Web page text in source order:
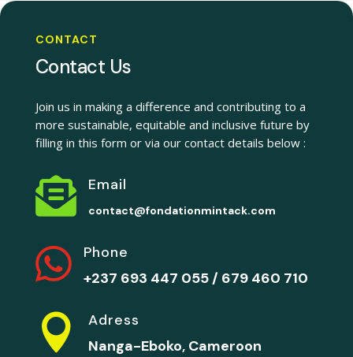
CONTACT
Contact Us
Join us in making a difference and contributing to a
more sustainable, equitable and inclusive future by
filling in this form or via our contact details below :
 Email
contact@fondationmintack.com

Phone
+237 693 447 055 / 679 460 710

Adress
Nanga-Eboko, Cameroon